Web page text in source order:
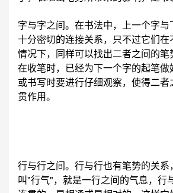
字与字之间。在书法中，上一个字
十分密切的连接关系，只不过它们
情况下，同样可以找出二者之间的
在收笔时，已经为下一个字的起笔
或书写时要进行仔细观察，使得二
贯作用。
行与行之间。行与行也有笔势的关
叫"行气"，就是一行之间的气息，行